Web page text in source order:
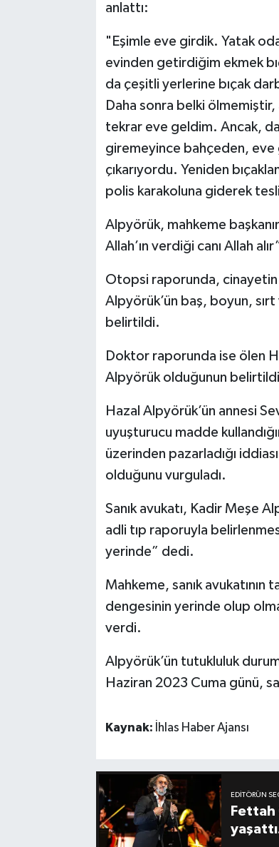
anlattı:
"Eşimle eve girdik. Yatak
evinden getirdiğim ekmek
da çeşitli yerlerine bıçak
Daha sonra belki
tekrar eve geldim. Ancak,
giremeyince bahçeden, eve
çıkarıyordu. Yeniden
polis karakoluna giderek
Alpyörük, mahkeme
Allah’ın verdiği canı Allah
Otopsi raporunda, cinayetin
Alpyörük’ün baş, boyun,
belirtildi.
Doktor raporunda ise ölen
Alpyörük olduğunun
Hazal Alpyörük’ün annesi
uyuşturucu madde
üzerinden pazarladığı
olduğunu vurguladı.
Sanık avukatı, Kadir Meşe
adli tıp raporuyla
yerinde” dedi.
Mahkeme, sanık
dengesinin yerinde olup
verdi.
Alpyörük’ün tutukluluk
Haziran 2023 Cuma günü,
Kaynak: İhlas Haber Ajansı
EDITÖRÜN
Fettah